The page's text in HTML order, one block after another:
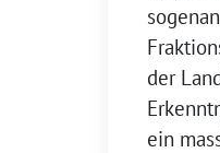
der
ein